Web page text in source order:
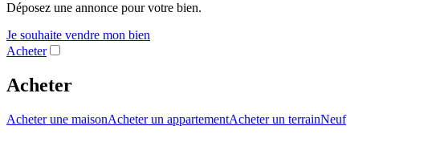
Déposez une annonce pour votre bien.
Je souhaite vendre mon bien
Acheter
Acheter
Acheter une maisonAcheter un appartementAcheter un terrainNeuf